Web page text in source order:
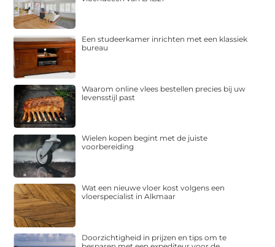
Een studeerkamer inrichten met een klassiek
bureau
Waarom online vlees bestellen precies bij uw
levensstijl past
Wielen kopen begint met de juiste
voorbereiding
Wat een nieuwe vloer kost volgens een
vloerspecialist in Alkmaar
Doorzichtigheid in prijzen en tips om te